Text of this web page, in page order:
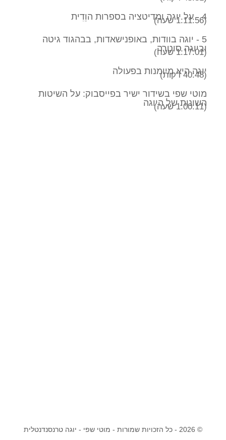
4 - על יוגה ומדיטציה בספרות הוֵדִית
(1:11:56 שעה)
5 - יוגה בוודות, באופנישאדות, בבהגוד גיטה
וביוגה סוטרה
(1:17:01 שעה)
יוגה היא מיומנות בפעולה(40:48 דקות)
מוטי שפי בשידור ישיר בפייסבוק: על השיטות
השונות של היוגה
(1:00:11 שעה)
© 2026 - כל הזכויות שמורות - מוטי שפי - יוגה טרנסנדנטלית